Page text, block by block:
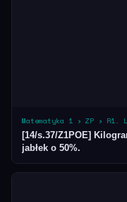
Matematyka 1 › ZP › R1.
[14/s.37/Z1POE]
jabłek o 50%.